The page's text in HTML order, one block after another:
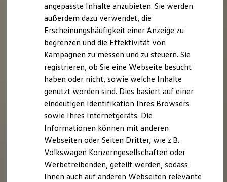
XTL-Dieselkraftstoff
Ersatzteile und Betriebsflüssigkeiten
Original Zubehör und Lifestyle Produkte
myVolkswagen
myVolkswagen Business
Elektrisch & Autonom
Elektro - & Hybridfahrzeuge
Unser Ansatz
Klimafreundlicher Strom
Reichweite & Ladelösungen
Reichweitensimulator
Ladezeitensimulator
Ladelösungen für Privatkunden
Ladelösungen für Gewerbekunden
Wallbox und Ladekabel
Förderung & Kosten der Elektrofahrzeuge
Fördermöglichkeiten für Privatkunden
Fördermöglichkeiten für Gewerbekunden
angepasste Inhalte anzubieten. Sie werden
außerdem dazu verwendet, die
Erscheinungshäufigkeit einer Anzeige zu
begrenzen und die Effektivität von
Kampagnen zu messen und zu steuern. Sie
registrieren, ob Sie eine Webseite besucht
haben oder nicht, sowie welche Inhalte
genutzt worden sind. Dies basiert auf einer
eindeutigen Identifikation Ihres Browsers
sowie Ihres Internetgeräts. Die
Informationen können mit anderen
Webseiten oder Seiten Dritter, wie z.B.
Volkswagen Konzerngesellschaften oder
Werbetreibenden, geteilt werden, sodass
Ihnen auch auf anderen Webseiten relevante